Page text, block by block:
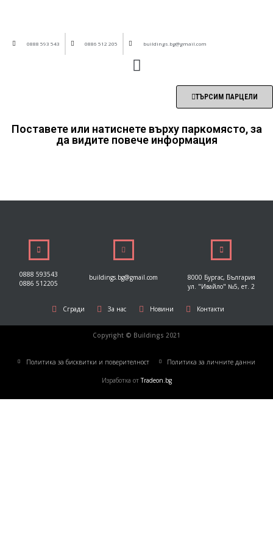
0888 593 543 0886 512 205 buildings.bg@gmail.com
ТЪРСИМ ПАРЦЕЛИ
Поставете или натиснете върху паркомясто, за
да видите повече информация
0888 593543
0886 512205
buildings.bg@gmail.com
8000 Бургас, България
ул. "Ивайло" №5, ет. 2
Сгради За нас Новини Контакти
Copyright © Buildings 2021
Политика за бисквитки и поверителност Политика за личните данни
Изработка отTradeon.bg